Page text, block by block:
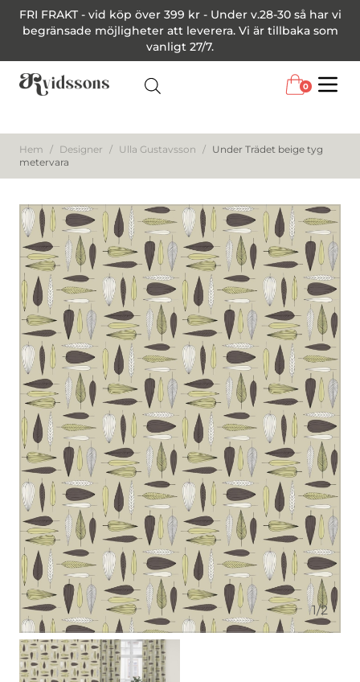
FRI FRAKT - vid köp över 399 kr - Under v.28-30 så har vi
begränsade möjligheter att leverera. Vi är tillbaka som
vanligt 27/7.
0
Hem / Designer / Ulla Gustavsson / Under Trädet beige tyg
metervara
1/2